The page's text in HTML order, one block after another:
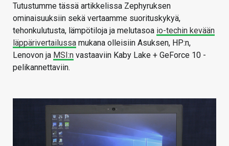
Tutustumme tässä artikkelissa Zephyruksen
ominaisuuksiin sekä vertaamme suorituskykyä,
tehonkulutusta, lämpötiloja ja melutasoa io-techin kevään
läppärivertailussa mukana olleisiin Asuksen, HP:n,
Lenovon ja MSI:n vastaaviin Kaby Lake + GeForce 10 -
pelikannettaviin.